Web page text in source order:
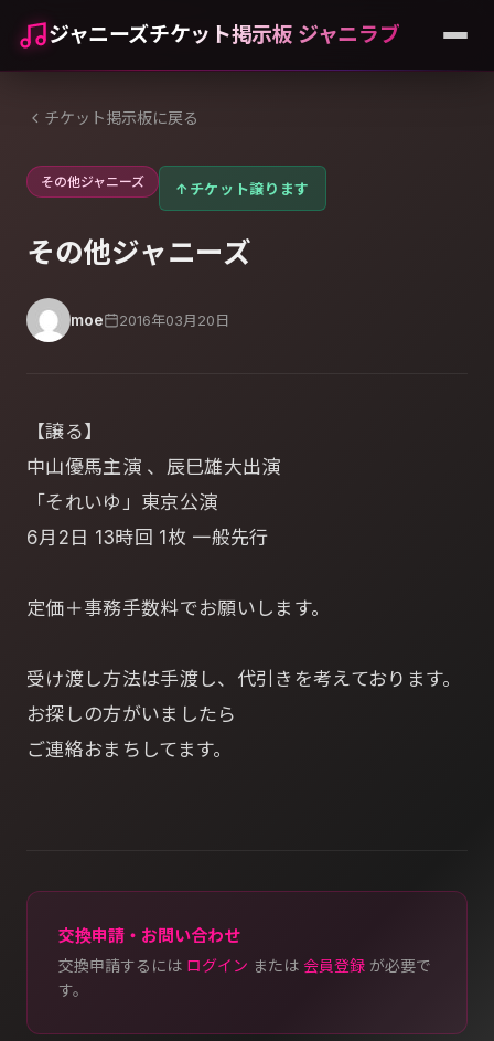
ジャニーズチケット掲示板 ジャニラブ
チケット掲示板に戻る
その他ジャニーズ ↑ チケット譲ります
その他ジャニーズ
moe 2016年03月20日
【譲る】
中山優馬主演 、辰巳雄大出演
「それいゆ」東京公演
6月2日 13時回 1枚 一般先行
定価＋事務手数料でお願いします。
受け渡し方法は手渡し、代引きを考えております。
お探しの方がいましたら
ご連絡おまちしてます。
交換申請・お問い合わせ
交換申請するには ログイン または 会員登録 が必要で
す。